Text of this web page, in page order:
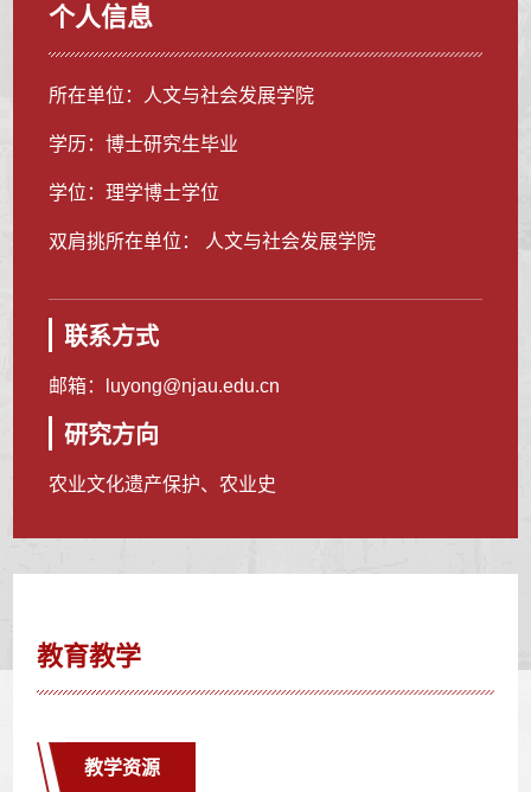
个人信息
所在单位：人文与社会发展学院
学历：博士研究生毕业
学位：理学博士学位
双肩挑所在单位： 人文与社会发展学院
联系方式
邮箱： luyong@njau.edu.cn
研究方向
农业文化遗产保护、农业史
教育教学
教学资源